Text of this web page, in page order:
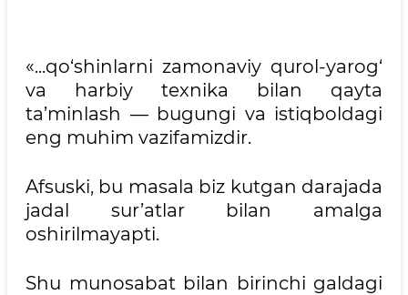
«...qo‘shinlarni zamonaviy qurol-yarog‘
va harbiy texnika bilan qayta
ta’minlash — bugungi va istiqboldagi
eng muhim vazifamizdir.
Afsuski, bu masala biz kutgan darajada
jadal sur’atlar bilan amalga
oshirilmayapti.
Shu munosabat bilan birinchi galdagi